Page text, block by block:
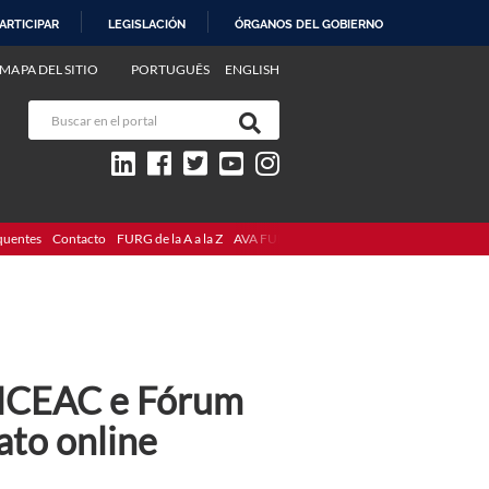
LEGISLACIÓN ÓRGANOS DEL GOBIERNO
PORTUGUÊS ENGLISH
MAPA DEL SITIO
Contacto FURG de la A a la Z AVA FURG
e Fórum
online